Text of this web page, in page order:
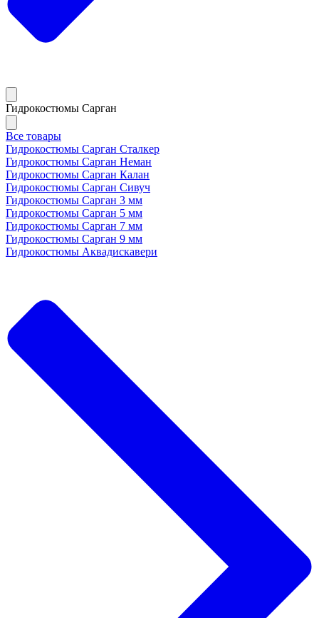
Гидрокостюмы Сарган
Все товары
Гидрокостюмы Сарган Сталкер
Гидрокостюмы Сарган Неман
Гидрокостюмы Сарган Калан
Гидрокостюмы Сарган Сивуч
Гидрокостюмы Сарган 3 мм
Гидрокостюмы Сарган 5 мм
Гидрокостюмы Сарган 7 мм
Гидрокостюмы Сарган 9 мм
Гидрокостюмы Аквадискавери